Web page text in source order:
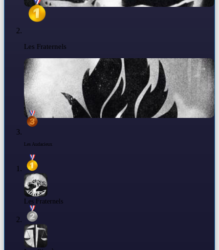
Les Fraternels
Les Audacieux
Les Fraternels